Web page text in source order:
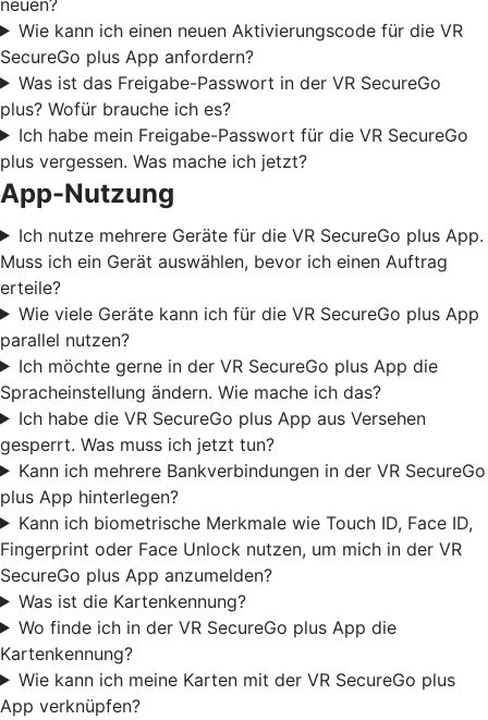
Wie kann ich einen neuen Aktivierungscode für die VR
SecureGo plus App anfordern?
Was ist das Freigabe-Passwort in der VR SecureGo
plus? Wofür brauche ich es?
Ich habe mein Freigabe-Passwort für die VR SecureGo
plus vergessen. Was mache ich jetzt?
App-Nutzung
Ich nutze mehrere Geräte für die VR SecureGo plus App.
Muss ich ein Gerät auswählen, bevor ich einen Auftrag
erteile?
Wie viele Geräte kann ich für die VR SecureGo plus App
parallel nutzen?
Ich möchte gerne in der VR SecureGo plus App die
Spracheinstellung ändern. Wie mache ich das?
Ich habe die VR SecureGo plus App aus Versehen
gesperrt. Was muss ich jetzt tun?
Kann ich mehrere Bankverbindungen in der VR SecureGo
plus App hinterlegen?
Kann ich biometrische Merkmale wie Touch ID, Face ID,
Fingerprint oder Face Unlock nutzen, um mich in der VR
SecureGo plus App anzumelden?
Was ist die Kartenkennung?
Wo finde ich in der VR SecureGo plus App die
Kartenkennung?
Wie kann ich meine Karten mit der VR SecureGo plus
App verknüpfen?